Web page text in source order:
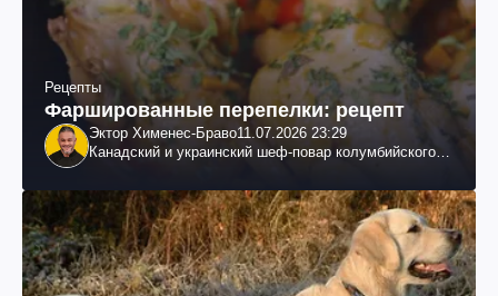
Рецепты
Фаршированные перепелки: рецепт
Эктор Хименес-Браво11.07.2026 23:29
Канадский и украинский шеф-повар колумбийского